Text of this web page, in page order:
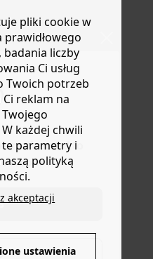
redirected to
?
Delikatna, lekko
rozcięcie z tyłu
standardowa
z recyklingu.
pliki cookie w
prawidłowego
liczby
Ci usług
Twoich potrzeb
Ci reklam na
każdej chwili
parametry i
polityką
akceptacji
ustawienia